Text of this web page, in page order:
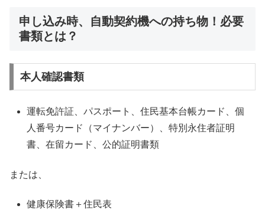
申し込み時、自動契約機への持ち物！必要
書類とは？
本人確認書類
運転免許証、パスポート、住民基本台帳カード、個
人番号カード（マイナンバー）、特別永住者証明
書、在留カード、公的証明書類
または、
健康保険書＋住民表